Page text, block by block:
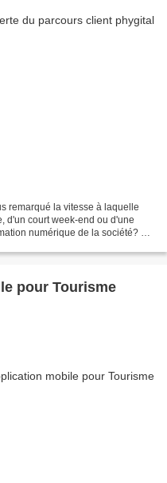
remarqué la vitesse à laquelle
d'un court week-end ou d'une
numérique de la société? Et
pour Tourisme